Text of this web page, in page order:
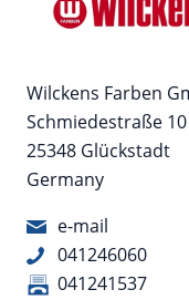
Wilckens Farben
Schmiedestraße 10
25348 Glückstadt
Germany
e-mail
041246060
041241537